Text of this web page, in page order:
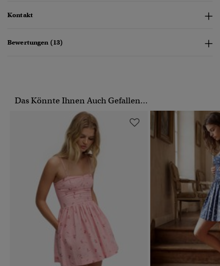
Kontakt
Bewertungen (13)
Das Könnte Ihnen Auch Gefallen...